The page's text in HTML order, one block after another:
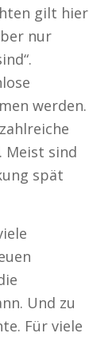
gilt hier
nur
werden.
Meist sind
spät
Und zu
Für viele